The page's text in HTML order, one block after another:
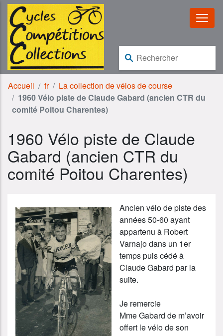
Aller au contenu
Aller à la navigation
Rechercher :
Accueil fr
La collection de vélos de course
1960 Vélo piste de Claude Gabard (ancien CTR du
comité Poitou Charentes)
1960 Vélo piste de Claude
Gabard (ancien CTR du
comité Poitou Charentes)
Ancien vélo de piste des
années 50-60 ayant
appartenu à Robert
Varnajo dans un 1er
temps puis cédé à
Claude Gabard par la
suite.
Je remercie
Mme Gabard de m’avoir
offert le vélo de son